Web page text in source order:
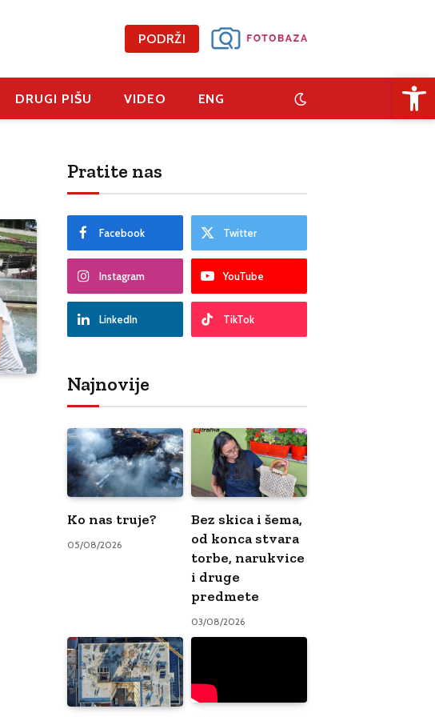
PODRŽI
DRUGI PIŠU VIDEO ENG
Pratite nas
Facebook Twitter
Instagram YouTube
LinkedIn TikTok
Najnovije
Ko nas truje?
05/08/2026
Bez skica i šema,
od konca stvara
torbe, narukvice
i druge
predmete
03/08/2026